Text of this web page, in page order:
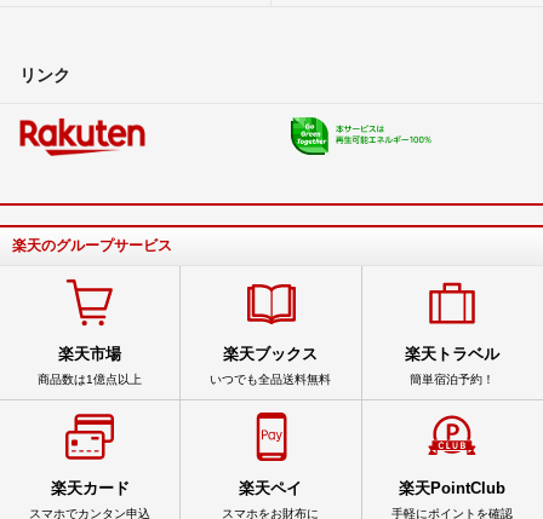
リンク
楽天のグループサービス
楽天市場
商品数は1億点以上
楽天ブックス
いつでも全品送料無料
楽天トラベル
簡単宿泊予約！
楽天カード
スマホでカンタン申込
楽天ペイ
スマホをお財布に
楽天PointClub
手軽にポイントを確認